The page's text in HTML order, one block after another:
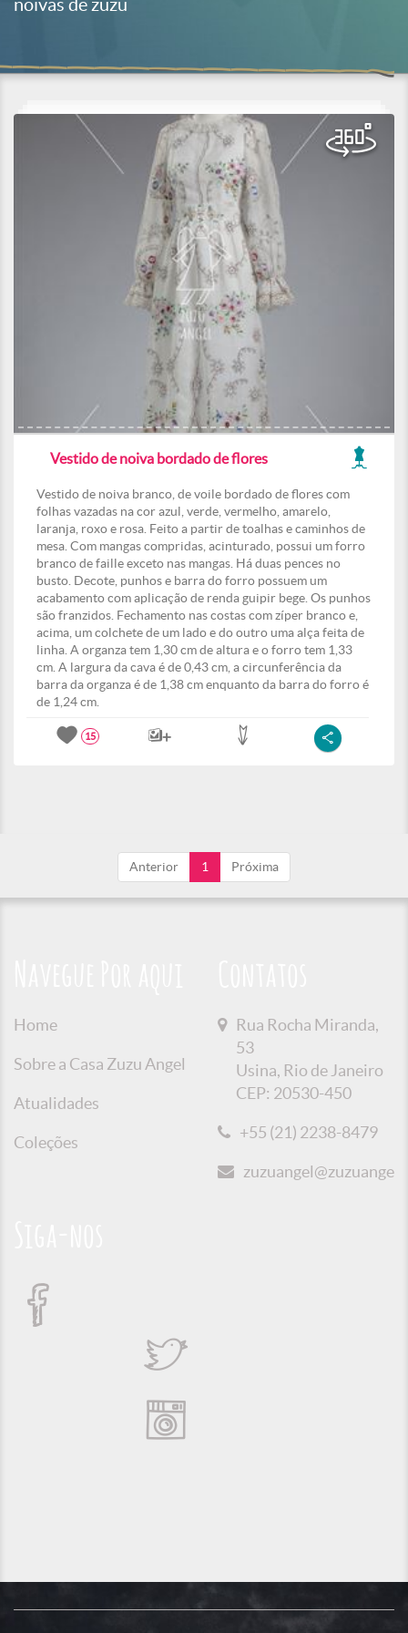
noivas de zuzu
Vestido de noiva bordado de flores
Vestido de noiva branco, de voile bordado de flores com
folhas vazadas na cor azul, verde, vermelho, amarelo,
laranja, roxo e rosa. Feito a partir de toalhas e caminhos de
mesa. Com mangas compridas, acinturado, possui um forro
branco de faille exceto nas mangas. Há duas pences no
busto. Decote, punhos e barra do forro possuem um
acabamento com aplicação de renda guipir bege. Os punhos
são franzidos. Fechamento nas costas com zíper branco e,
acima, um colchete de um lado e do outro uma alça feita de
linha. A organza tem 1,30 cm de altura e o forro tem 1,33
cm. A largura da cava é de 0,43 cm, a circunferência da
barra da organza é de 1,38 cm enquanto da barra do forro é
de 1,24 cm.
15
Anterior 1 Próxima
Home
Sobre a Casa Zuzu Angel
Atualidades
Coleções
Rua Rocha Miranda,
53
Usina, Rio de Janeiro
CEP: 20530-450
+55 (21) 2238-8479